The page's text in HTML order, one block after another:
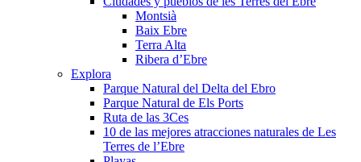
Montsià
Baix Ebre
Terra Alta
Ribera d’Ebre
Explora
Parque Natural del Delta del Ebro
Parque Natural de Els Ports
Ruta de las 3Ces
10 de las mejores atracciones naturales de Les
Terres de l’Ebre